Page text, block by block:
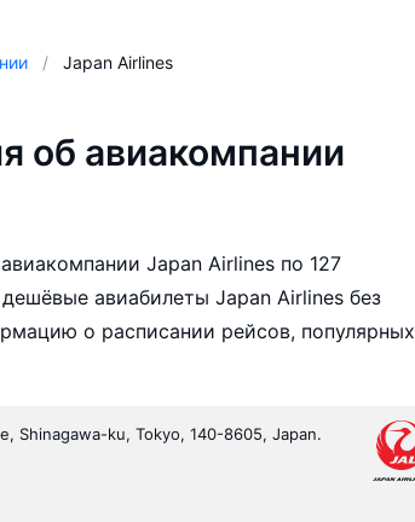
Japan Airlines
об авиакомпании
Japan Airlines по 127
авиабилеты Japan Airlines без
о расписании рейсов, популярных
Shinagawa-ku, Tokyo, 140-8605, Japan.